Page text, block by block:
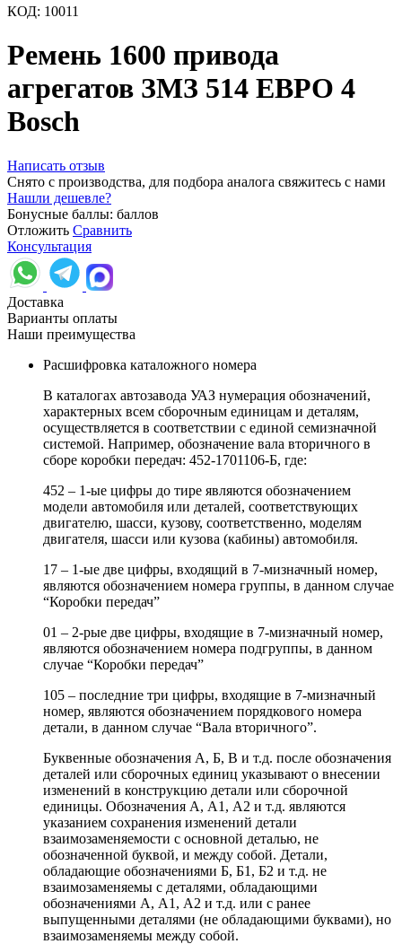
КОД: 10011
Ремень 1600 привода
агрегатов ЗМЗ 514 ЕВРО 4
Bosch
Написать отзыв
Снято с производства, для подбора аналога свяжитесь с нами
Нашли дешевле?
Бонусные баллы: баллов
Отложить Сравнить
Консультация
Доставка
Варианты оплаты
Наши преимущества
Расшифровка каталожного номера
В каталогах автозавода УАЗ нумерация обозначений,
характерных всем сборочным единицам и деталям,
осуществляется в соответствии с единой семизначной
системой. Например, обозначение вала вторичного в
сборе коробки передач: 452-1701106-Б, где:
452 – 1-ые цифры до тире являются обозначением
модели автомобиля или деталей, соответствующих
двигателю, шасси, кузову, соответственно, моделям
двигателя, шасси или кузова (кабины) автомобиля.
17 – 1-ые две цифры, входящий в 7-мизначный номер,
являются обозначением номера группы, в данном случае
“Коробки передач”
01 – 2-рые две цифры, входящие в 7-мизначный номер,
являются обозначением номера подгруппы, в данном
случае “Коробки передач”
105 – последние три цифры, входящие в 7-мизначный
номер, являются обозначением порядкового номера
детали, в данном случае “Вала вторичного”.
Буквенные обозначения А, Б, В и т.д. после обозначения
деталей или сборочных единиц указывают о внесении
изменений в конструкцию детали или сборочной
единицы. Обозначения А, А1, А2 и т.д. являются
указанием сохранения изменений детали
взаимозаменяемости с основной деталью, не
обозначенной буквой, и между собой. Детали,
обладающие обозначениями Б, Б1, Б2 и т.д. не
взаимозаменяемы с деталями, обладающими
обозначениями А, А1, А2 и т.д. или с ранее
выпущенными деталями (не обладающими буквами), но
взаимозаменяемы между собой.